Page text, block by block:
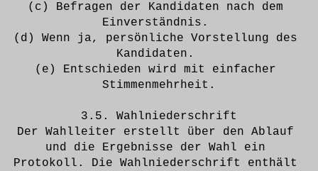
(c) Befragen der Kandidaten nach dem
Einverständnis.
(d) Wenn ja, persönliche Vorstellung des
Kandidaten.
(e) Entschieden wird mit einfacher
Stimmenmehrheit.
3.5. Wahlniederschrift
Der Wahlleiter erstellt über den Ablauf
und die Ergebnisse der Wahl ein
Protokoll. Die Wahlniederschrift enthält